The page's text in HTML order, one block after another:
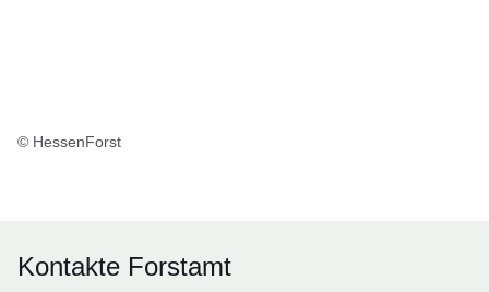
© HessenForst
Kontakte Forstamt